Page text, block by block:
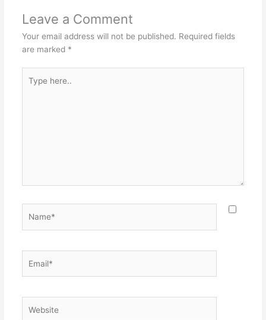
Leave a Comment
Your email address will not be published. Required fields
are marked *
here..